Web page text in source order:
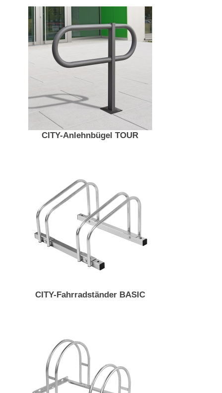
CITY-Anlehnbügel TOUR
CITY-Fahrradständer BASIC